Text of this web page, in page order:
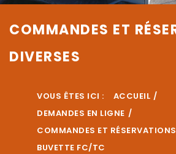
COMMANDES ET
DIVERSES
VOUS ÊTES ICI :
ACCUEIL
DEMANDES EN LIGNE
COMMANDES ET
BUVETTE FC/TC